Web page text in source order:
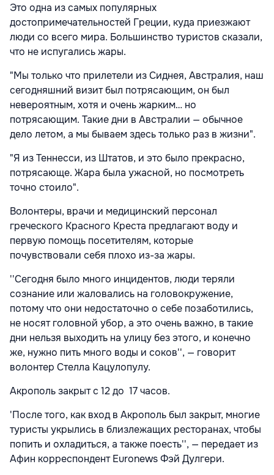
Это одна из самых популярных
достопримечательностей Греции, куда приезжают
люди со всего мира. Большинство туристов сказали,
что не испугались жары.
"Мы только что прилетели из Сиднея, Австралия, наш
сегодняшний визит был потрясающим, он был
невероятным, хотя и очень жарким… но
потрясающим. Такие дни в Австралии — обычное
дело летом, а мы бываем здесь только раз в жизни".
"Я из Теннесси, из Штатов, и это было прекрасно,
потрясающе. Жара была ужасной, но посмотреть
точно стоило".
Волонтеры, врачи и медицинский персонал
греческого Красного Креста предлагают воду и
первую помощь посетителям, которые
почувствовали себя плохо из-за жары.
''Сегодня было много инцидентов, люди теряли
сознание или жаловались на головокружение,
потому что они недостаточно о себе позаботились,
не носят головной убор, а это очень важно, в такие
дни нельзя выходить на улицу без этого, и конечно
же, нужно пить много воды и соков'', — говорит
волонтер Стелла Кацулопулу.
Акрополь закрыт с 12 до 17 часов.
'После того, как вход в Акрополь был закрыт, многие
туристы укрылись в близлежащих ресторанах, чтобы
попить и охладиться, а также поесть'', — передает из
Афин корреспондент Euronews Фэй Дулгери.